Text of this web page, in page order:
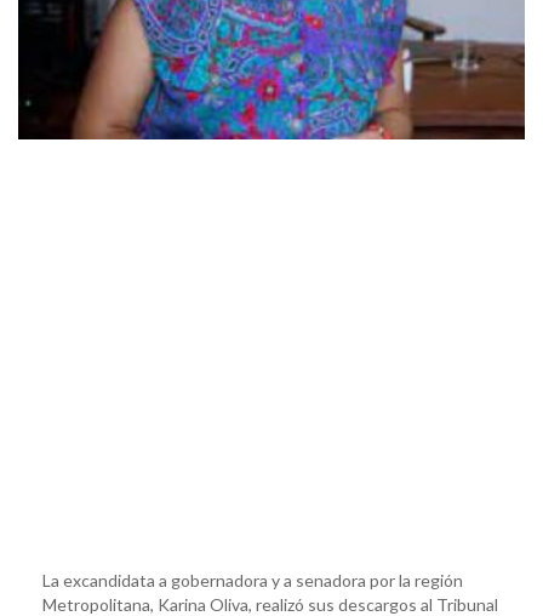
La excandidata a gobernadora y a senadora por la región
Metropolitana, Karina Oliva, realizó sus descargos al Tribunal